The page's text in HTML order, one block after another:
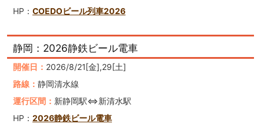
HP： COEDOビール列車2026
静岡：2026静鉄ビール電車
開催日： 2026/8/21[金],29[土]
路線： 静岡清水線
運行区間： 新静岡駅⇔新清水駅
HP： 2026静鉄ビール電車